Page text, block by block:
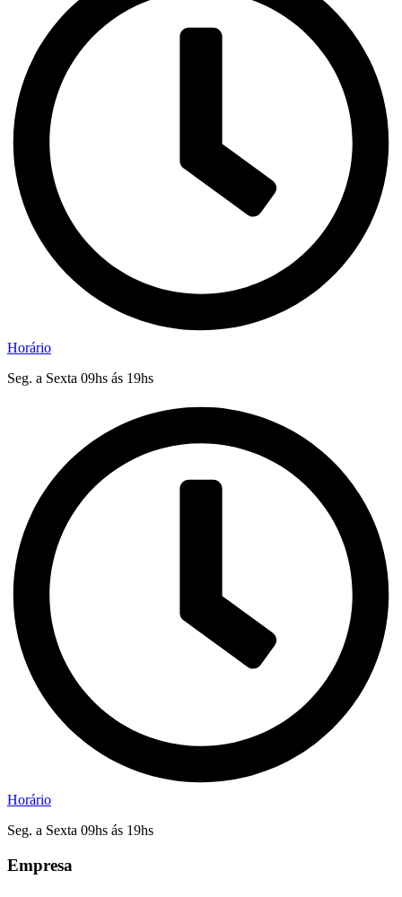
Horário
Seg. a Sexta 09hs ás 19hs
Horário
Seg. a Sexta 09hs ás 19hs
Empresa